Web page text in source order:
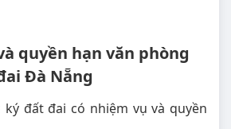
quyền hạn văn phòng
Đà Nẵng
đất đai có nhiệm vụ và quyền